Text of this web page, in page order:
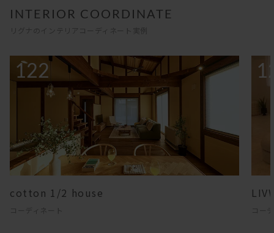
INTERIOR COORDINATE
121
LIVWIZ PLAY × Rigna It’